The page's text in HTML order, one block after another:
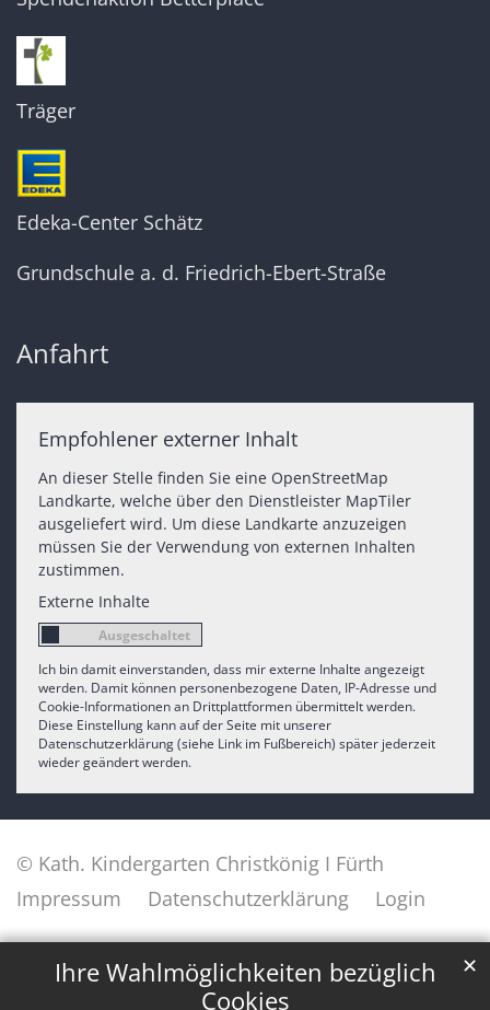
Ihre Wahlmöglichkeiten bezüglich
Cookies
✕
Träger
Edeka-Center Schätz
Grundschule a. d. Friedrich-Ebert-Straße
Anfahrt
Empfohlener externer Inhalt
An dieser Stelle finden Sie eine OpenStreetMap
Landkarte, welche über den Dienstleister MapTiler
ausgeliefert wird. Um diese Landkarte anzuzeigen
müssen Sie der Verwendung von externen Inhalten
zustimmen.
Externe Inhalte
Ich bin damit einverstanden, dass mir externe Inhalte angezeigt
werden. Damit können personenbezogene Daten, IP-Adresse und
Cookie-Informationen an Drittplattformen übermittelt werden.
Diese Einstellung kann auf der Seite mit unserer
Datenschutzerklärung (siehe Link im Fußbereich) später jederzeit
wieder geändert werden.
© Kath. Kindergarten Christkönig I Fürth
Impressum
Datenschutzerklärung Login